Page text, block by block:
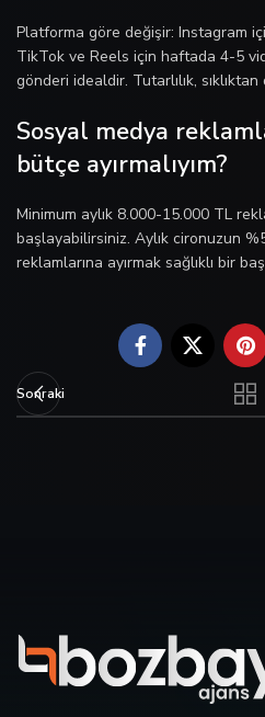
Platforma göre değişir: Instagram
TikTok ve Reels için haftada 4-5
gönderi idealdir. Tutarlılık,
Sosyal medya
bütçe ayırmalıyım?
Minimum aylık 8.000-15.000 TL
başlayabilirsiniz. Aylık cironuzun
reklamlarına ayırmak sağlıklı bir
Sonraki